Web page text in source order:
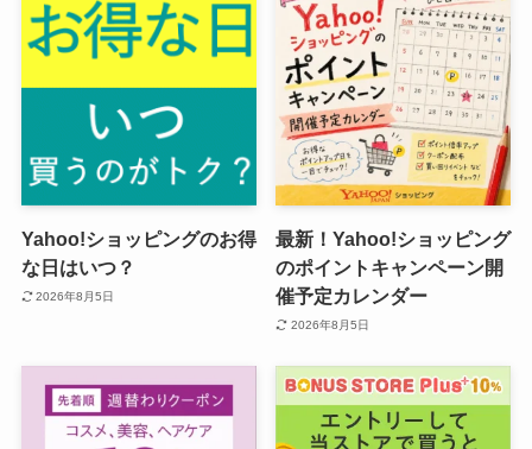
Yahoo!ショッピングのお得
な日はいつ？
2026年8月5日
最新！Yahoo!ショッピング
のポイントキャンペーン開
催予定カレンダー
2026年8月5日